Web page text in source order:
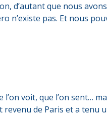
d’autant que nous
n’existe pas. Et nous
voit, que l’on sent…
de Paris et a tenu